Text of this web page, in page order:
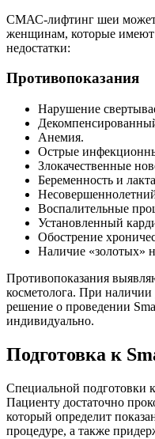
СМАС-лифтинг шеи может
женщинам, которые имеют
недостатки:
Противопоказания
Нарушение
Анемия.
Острые
Злокачественные
Беременность и
Несовершеннолетний
Воспалительные
Установленный
Обострение
Наличие «золотых»
Противопоказания
косметолога. При наличии
решение о проведении
индивидуально.
Подготовка к
Специальной подготовки
Пациенту достаточно
который определит
процедуре, а также